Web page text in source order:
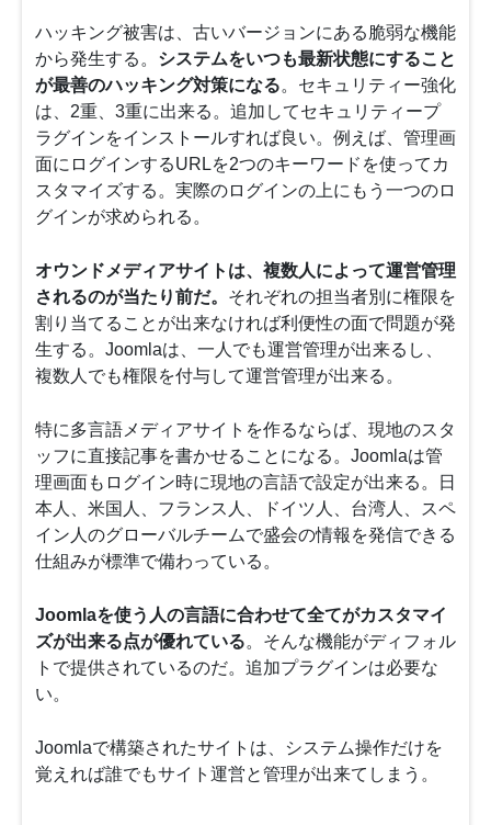
ハッキング被害は、古いバージョンにある脆弱な機能
から発生する。 システムをいつも最新状態にすること
が最善のハッキング対策になる。セキュリティー強化
は、2重、3重に出来る。追加してセキュリティープ
ラグインをインストールすれば良い。例えば、管理画
面にログインするURLを2つのキーワードを使ってカ
スタマイズする。実際のログインの上にもう一つのロ
グインが求められる。
オウンドメディアサイトは、複数人によって運営管理
されるのが当たり前だ。 それぞれの担当者別に権限を
割り当てることが出来なければ利便性の面で問題が発
生する。Joomlaは、一人でも運営管理が出来るし、
複数人でも権限を付与して運営管理が出来る。
特に多言語メディアサイトを作るならば、現地のスタ
ッフに直接記事を書かせることになる。Joomlaは管
理画面もログイン時に現地の言語で設定が出来る。日
本人、米国人、フランス人、ドイツ人、台湾人、スペ
イン人のグローバルチームで盛会の情報を発信できる
仕組みが標準で備わっている。
Joomlaを使う人の言語に合わせて全てがカスタマイ
ズが出来る点が優れている。そんな機能がディフォル
トで提供されているのだ。追加プラグインは必要な
い。
Joomlaで構築されたサイトは、システム操作だけを
覚えれば誰でもサイト運営と管理が出来てしまう。